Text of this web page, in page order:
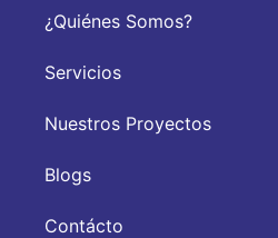
¿Quiénes Somos?
Servicios
Nuestros Proyectos
Blogs
Contácto